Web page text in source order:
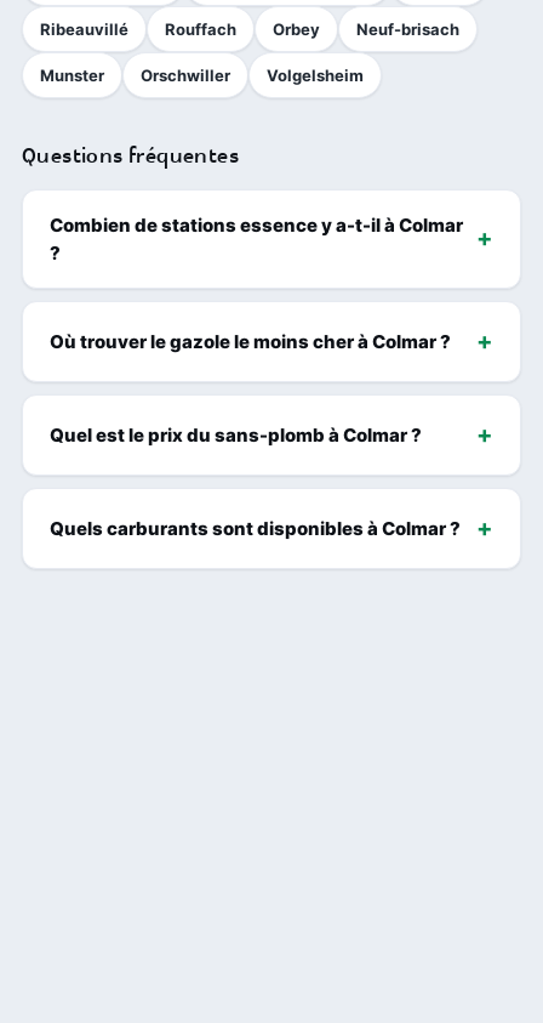
Ribeauvillé Rouffach Orbey Neuf-brisach
Munster Orschwiller Volgelsheim
Questions fréquentes
Combien de stations essence y a-t-il à Colmar
?
Où trouver le gazole le moins cher à Colmar ?
Quel est le prix du sans-plomb à Colmar ?
Quels carburants sont disponibles à Colmar ?